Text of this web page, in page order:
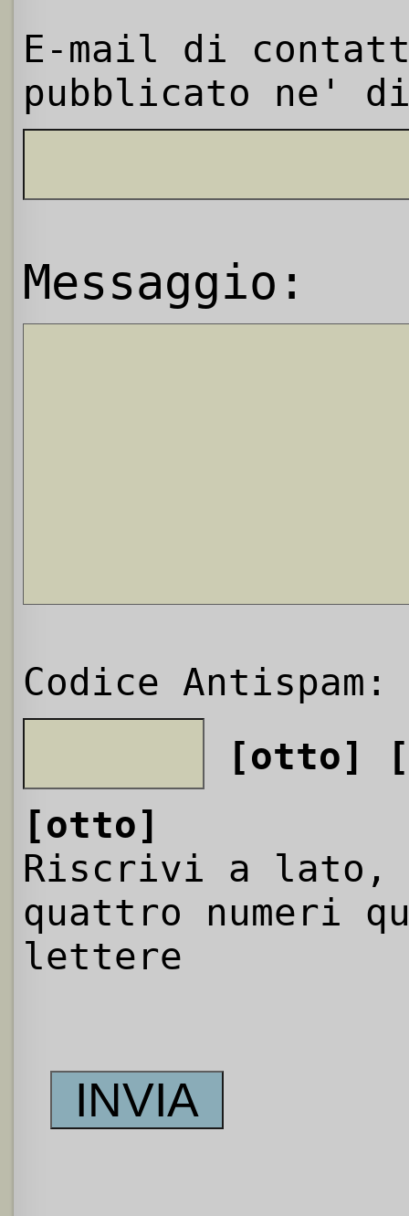
E-mail di
pubblicato ne'
Messaggio:
Codice Antispam:
[otto]
[otto]
Riscrivi a
quattro numeri
lettere